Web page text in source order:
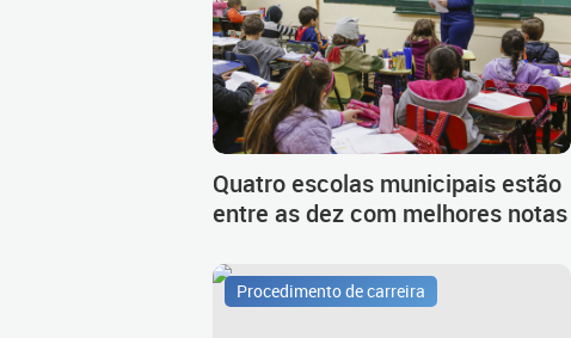
Quatro escolas municipais estão
entre as dez com melhores notas
Procedimento de carreira